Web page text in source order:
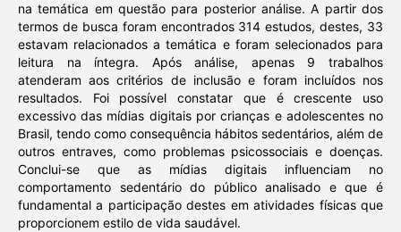
na temática em questão para posterior análise. A partir dos
termos de busca foram encontrados 314 estudos, destes, 33
estavam relacionados a temática e foram selecionados para
leitura na íntegra. Após análise, apenas 9 trabalhos
atenderam aos critérios de inclusão e foram incluídos nos
resultados. Foi possível constatar que é crescente uso
excessivo das mídias digitais por crianças e adolescentes no
Brasil, tendo como consequência hábitos sedentários, além de
outros entraves, como problemas psicossociais e doenças.
Conclui-se que as mídias digitais influenciam no
comportamento sedentário do público analisado e que é
fundamental a participação destes em atividades físicas que
proporcionem estilo de vida saudável.